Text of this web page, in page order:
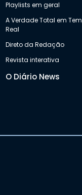
Playlists em geral
A Verdade Total em
Real
Direto da Redação
Revista interativa
O Diário News